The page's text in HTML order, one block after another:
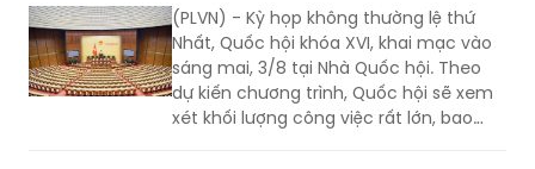
chuẩn bị cho thấy quyết tâm đưa các
chủ trương của Đảng nhanh chóng đi
vào cuộc sống thông qua những quyết
sách kịp thời của QH.
(PLVN) - Kỳ họp không thường lệ thứ
Nhất, Quốc hội khóa XVI, khai mạc vào
sáng mai, 3/8 tại Nhà Quốc hội. Theo
dự kiến chương trình, Quốc hội sẽ xem
xét khối lượng công việc rất lớn, bao